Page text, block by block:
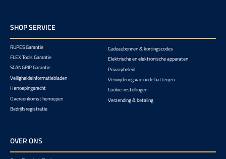
SHOP SERVICE
RUPES Garantie
FLEX Tools Garantie
SCANGRIP Garantie
Veiligheidsinformatiebladen
Herroepingsrecht
Overeenkomst herroepen
Bedrijfsregistratie
Cadeaubonnen & kortingscodes
Elektrische en elektronische apparaten
Privacybeleid
Verwijdering van oude batterijen
Cookie-instellingen
Verzending & betaling
OVER ONS